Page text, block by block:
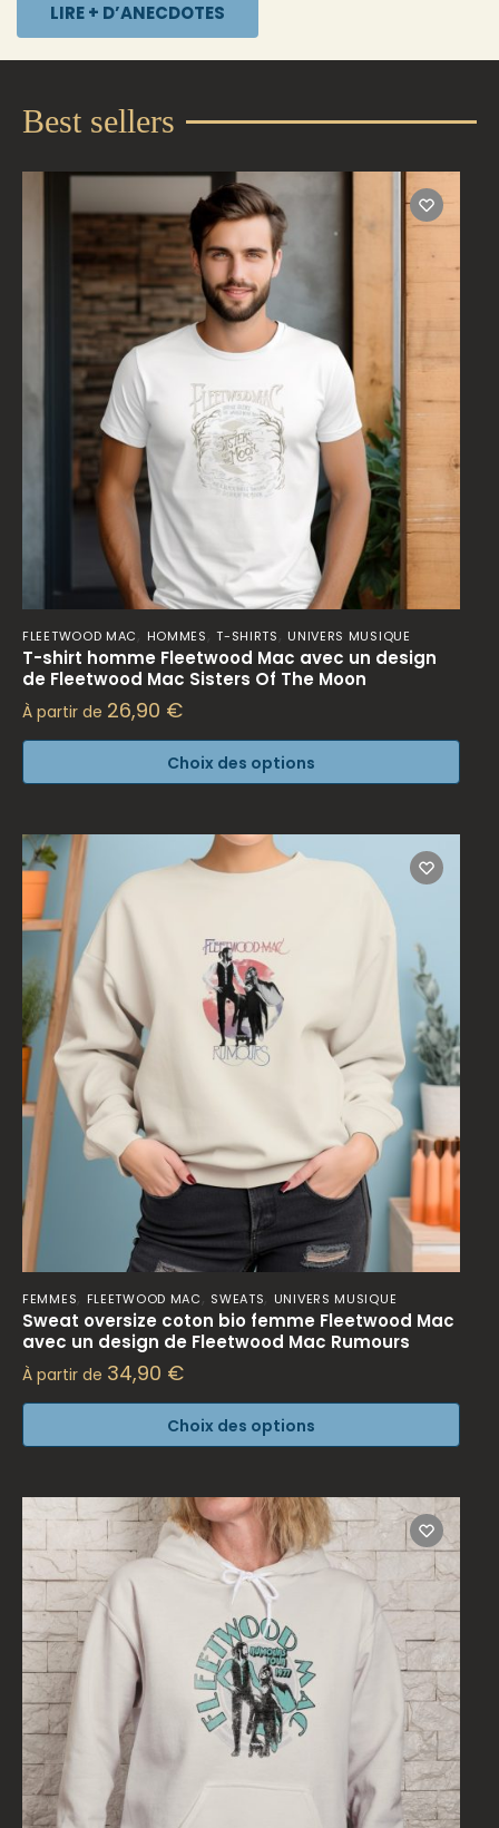
LIRE + D’ANECDOTES
Best sellers
FLEETWOOD MAC, HOMMES,T-SHIRTS, UNIVERS MUSIQUE
T-shirt homme Fleetwood Mac avec un design
de Fleetwood Mac Sisters Of The Moon
À partir de 26,90 €
Choix des options
FEMMES, FLEETWOOD MAC, SWEATS, UNIVERS MUSIQUE
Sweat oversize coton bio femme Fleetwood Mac
avec un design de Fleetwood Mac Rumours
À partir de 34,90 €
Choix des options